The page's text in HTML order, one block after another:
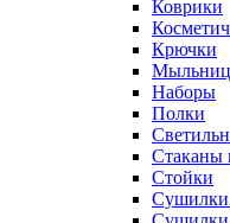
Коврики
Крючки
Наборы
Полки
Стаканы
Стойки
Сушилки